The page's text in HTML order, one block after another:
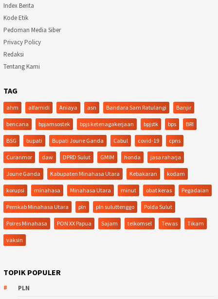
Index Berita
Kode Etik
Pedoman Media Siber
Privacy Policy
Redaksi
Tentang Kami
TAG
ahm alfamidi Aniaya asn Bandara Sam Ratulangi Banjir
bencana bpjamsostek bpjs ketenagakerjaan bpjstk bps BRI
BSG bupati Bupati Joune Ganda Cabul covid-19 cpns
Curanmor daw DPRD Sulut GMIM honda jasa raharja
Joune Ganda Kabupaten Minahasa Utara Kebakaran kodam
korupsi minahasa Minahasa Utara minut obat keras Pegadaian
Pemkab Minahasa Utara pln pln suluttenggo Polda Sulut
Polres Minahasa PON XX Papua Sajam telkomsel Tewas Tikam
vaksin
TOPIK POPULER
PLN